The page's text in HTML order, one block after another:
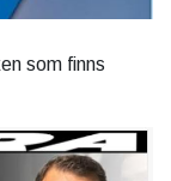
som finns